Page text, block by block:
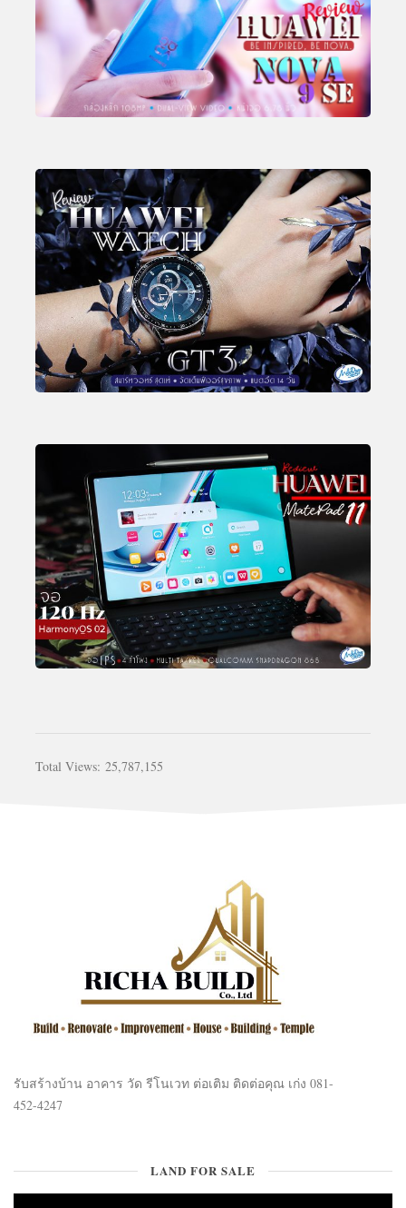
Total Views: 25,787,155
รับสร้างบ้าน อาคาร วัด รีโนเวท ต่อเติม ติดต่อคุณ เก่ง 081-
452-4247
LAND FOR SALE